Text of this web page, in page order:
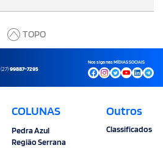
TOPO
(27)99887-7295
Nos siga nas MÍDIAS SOCIAIS
COLUNAS
Pedra Azul
Região Serrana
Outros
Classificados